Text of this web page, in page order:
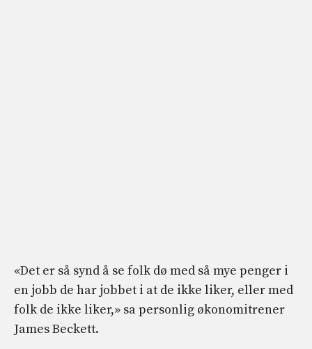
«Det er så synd å se folk dø med så mye penger i
en jobb de har jobbet i at de ikke liker, eller med
folk de ikke liker,» sa personlig økonomitrener
James Beckett.